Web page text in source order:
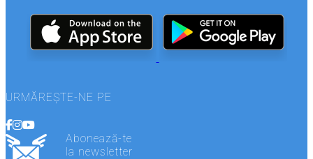
URMĂREȘTE-NE PE
Abonează-te
la newsletter